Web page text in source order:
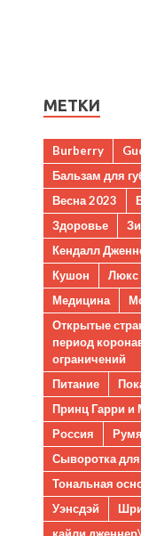
МЕТКИ
Burberry
Бальзам для
Весна 2023
Здоровье
Кендалл
Кушон
Люкс
Медицина
Открытые
период
ограничений
Питание
Принц Гарри и
Россия
Сыворотка
Тональная
Уэнсдэй